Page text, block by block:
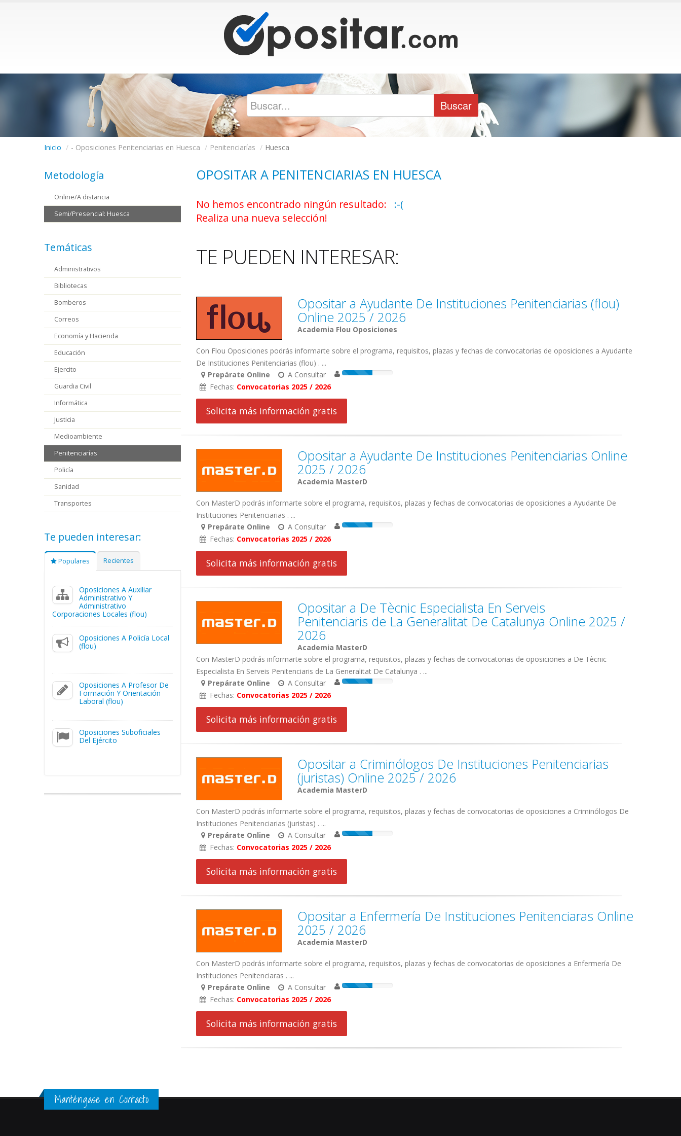
Inicio / - Oposiciones Penitenciarias en Huesca / Penitenciarías / Huesca
OPOSITAR A PENITENCIARIAS EN HUESCA
No hemos encontrado ningún resultado: :-(
Realiza una nueva selección!
TE PUEDEN INTERESAR:
Opositar a Ayudante De Instituciones Penitenciarias (flou)
Online 2025 / 2026
Academia Flou Oposiciones
Con Flou Oposiciones podrás informarte sobre el programa, requisitos, plazas y fechas de convocatorias de oposiciones a Ayudante
De Instituciones Penitenciarias (flou) . ...
Prepárate Online
A Consultar
Fechas: Convocatorias 2025 / 2026
Solicita más información gratis
Opositar a Ayudante De Instituciones Penitenciarias Online
2025 / 2026
Academia MasterD
Con MasterD podrás informarte sobre el programa, requisitos, plazas y fechas de convocatorias de oposiciones a Ayudante De
Instituciones Penitenciarias . ...
Prepárate Online
A Consultar
Fechas: Convocatorias 2025 / 2026
Solicita más información gratis
Opositar a De Tècnic Especialista En Serveis
Penitenciaris de La Generalitat De Catalunya Online 2025 /
2026
Academia MasterD
Con MasterD podrás informarte sobre el programa, requisitos, plazas y fechas de convocatorias de oposiciones a De Tècnic
Especialista En Serveis Penitenciaris de La Generalitat De Catalunya . ...
Prepárate Online
A Consultar
Fechas: Convocatorias 2025 / 2026
Solicita más información gratis
Opositar a Criminólogos De Instituciones Penitenciarias
(juristas) Online 2025 / 2026
Academia MasterD
Con MasterD podrás informarte sobre el programa, requisitos, plazas y fechas de convocatorias de oposiciones a Criminólogos De
Instituciones Penitenciarias (juristas) . ...
Prepárate Online
A Consultar
Fechas: Convocatorias 2025 / 2026
Solicita más información gratis
Opositar a Enfermería De Instituciones Penitenciaras Online
2025 / 2026
Academia MasterD
Con MasterD podrás informarte sobre el programa, requisitos, plazas y fechas de convocatorias de oposiciones a Enfermería De
Instituciones Penitenciaras . ...
Prepárate Online
A Consultar
Fechas: Convocatorias 2025 / 2026
Solicita más información gratis
Metodología
Online/A distancia
Semi/Presencial: Huesca
Temáticas
Administrativos
Bibliotecas
Bomberos
Correos
Economía y Hacienda
Educación
Ejercito
Guardia Civil
Informática
Justicia
Medioambiente
Penitenciarías
Policía
Sanidad
Transportes
Te pueden interesar:
Populares Recientes
Oposiciones A Auxiliar
Administrativo Y
Administrativo
Corporaciones Locales (flou)
Oposiciones A Policía Local
(flou)
Oposiciones A Profesor De
Formación Y Orientación
Laboral (flou)
Oposiciones Suboficiales
Del Ejército
Manténgase en Contacto